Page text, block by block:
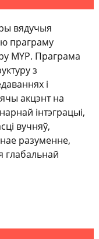
вядучыя
праграму
MYP. Праграма
з
і
акцэнт на
інтэграцыі,
вучняў,
разуменне,
глабальнай